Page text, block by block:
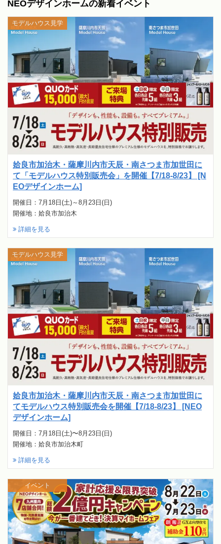
NEOデザインホームの新着イベント
姶良市加治木・薩摩川内市天辰・南さつま市加世田に
て「モデルハウス特別販売会」を開催【7/18-8/23】 [N
EOデザインホーム]
開催日：7月18日(土)～8月23日(日)
開催地：姶良市加治木
詳細を見る
モデルハウス見学
姶良市加治木・薩摩川内市天辰・南さつま市加世田に
てモデルハウス特別販売会を開催【7/18-8/23】 [NEO
デザインホーム]
開催日：7月18日(土)〜8月23日(日)
開催地：姶良市加治木町
詳細を見る
モデルハウス見学
イベント